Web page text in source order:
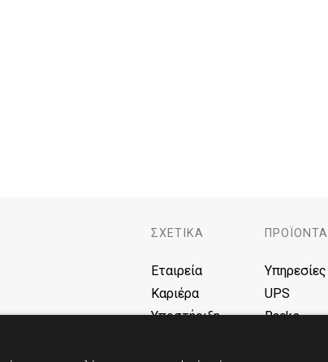
ΣΧΕΤΙΚΑ
Εταιρεία
Καριέρα
Υποστήριξη
ΠΡΟΪΌΝΤΑ
Υπηρεσίες
UPS
Racks